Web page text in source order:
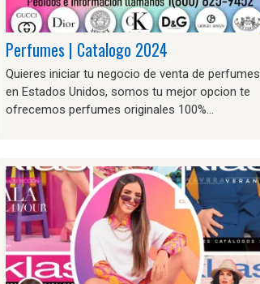
Perfumes | Catalogo 2024
Quieres iniciar tu negocio de venta de perfumes
en Estados Unidos, somos tu mejor opcion te
ofrecemos perfumes originales 100%…